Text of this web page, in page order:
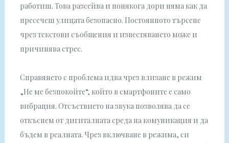
работиш. Това разсейва и понякога дори няма как да
пресечеш улицата безопасно. Постоянното търсене
чрез текстови съобщения и известяването може и
причинява стрес.
Справянето с проблема идва чрез влизане в режим
„Не ме безпокойте“, който в смартфоните е само
вибрация. Отсъствието на звука позволява да се
откъснем от дигиталната среда на комуникация и да
бъдем в реалната. Чрез включване в режима, си